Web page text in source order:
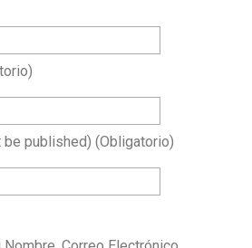
be published) (obligatorio)